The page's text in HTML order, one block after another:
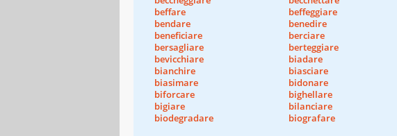
beffare
beffeggiare
bendare
benedire
beneficiare
berciare
bersagliare
berteggiare
bevicchiare
biadare
bianchire
biasciare
biasimare
bidonare
biforcare
bighellare
bigiare
bilanciare
biodegradare
biografare